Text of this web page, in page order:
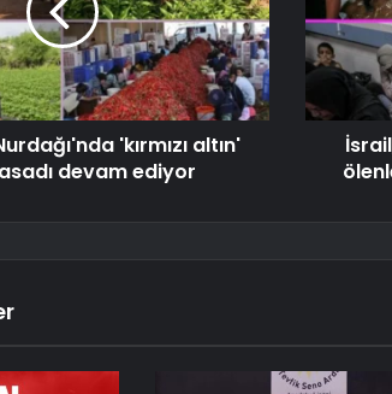
'kırmızı altın'
devam ediyor